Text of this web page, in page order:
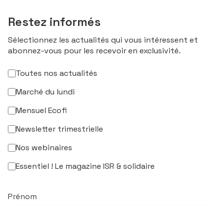
Restez informés
Sélectionnez les actualités qui vous intéressent et
abonnez-vous pour les recevoir en exclusivité.
Toutes nos actualités
Marché du lundi
Mensuel Ecofi
Newsletter trimestrielle
Nos webinaires
Essentiel ! Le magazine ISR & solidaire
Prénom